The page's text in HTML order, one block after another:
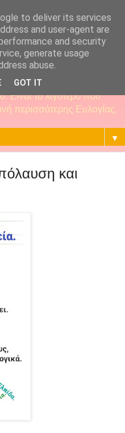
Είναι το λιγότερο που
περισσότερης Ευλογίας.
▼
και
to deliver its services
and user-agent are
and security
generate usage
abuse.
GOT IT